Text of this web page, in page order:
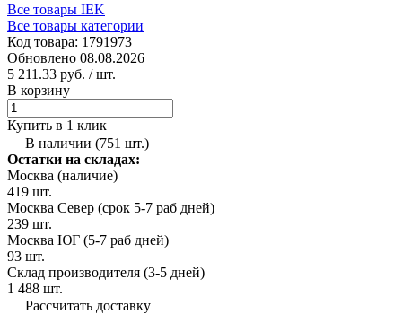
Все товары IEK
Все товары категории
Код товара: 1791973
Обновлено 08.08.2026
5 211.33 руб. / шт.
В корзину
Купить в 1 клик
В наличии (751 шт.)
Остатки на складах:
Москва (наличие)
419 шт.
Москва Север (срок 5-7 раб дней)
239 шт.
Москва ЮГ (5-7 раб дней)
93 шт.
Склад производителя (3-5 дней)
1 488 шт.
Рассчитать доставку